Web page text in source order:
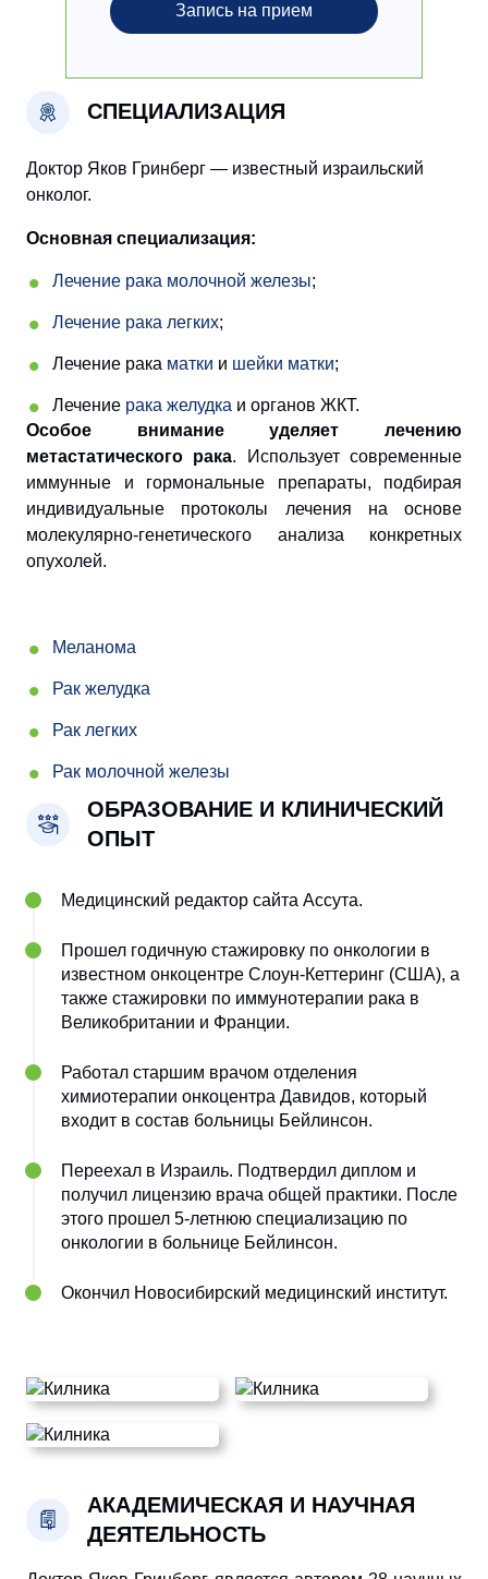
СПЕЦИАЛИЗАЦИЯ
Доктор Яков Гринберг — известный израильский
онколог.
Основная специализация:
Лечение рака молочной железы;
Лечение рака легких;
Лечение рака матки и шейки матки;
Лечение рака желудка и органов ЖКТ.
Особое внимание уделяет лечению
метастатического рака. Использует современные
иммунные и гормональные препараты, подбирая
индивидуальные протоколы лечения на основе
молекулярно-генетического анализа конкретных
опухолей.
Меланома
Рак желудка
Рак легких
Рак молочной железы
ОБРАЗОВАНИЕ И КЛИНИЧЕСКИЙ
ОПЫТ
Медицинский редактор сайта Ассута.
Прошел годичную стажировку по онкологии в
известном онкоцентре Слоун-Кеттеринг (США), а
также стажировки по иммунотерапии рака в
Великобритании и Франции.
Работал старшим врачом отделения
химиотерапии онкоцентра Давидов, который
входит в состав больницы Бейлинсон.
Переехал в Израиль. Подтвердил диплом и
получил лицензию врача общей практики. После
этого прошел 5-летнюю специализацию по
онкологии в больнице Бейлинсон.
Окончил Новосибирский медицинский институт.
АКАДЕМИЧЕСКАЯ И НАУЧНАЯ
ДЕЯТЕЛЬНОСТЬ
Запись на прием